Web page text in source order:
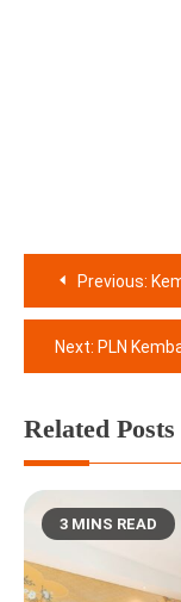
Navigasi
pos
Previous:
Next: PLN
Related Posts
3 MINS READ